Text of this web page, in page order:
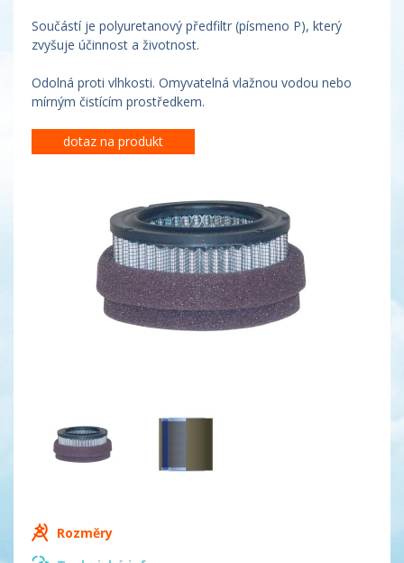
Součástí je polyuretanový předfiltr (písmeno P), který
zvyšuje účinnost a životnost.
Odolná proti vlhkosti. Omyvatelná vlažnou vodou nebo
mírným čistícím prostředkem.
dotaz na produkt
Rozměry